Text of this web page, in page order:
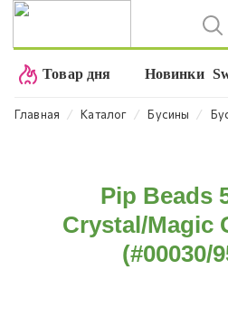
Товар дня Новинки
Главная ⁄ Каталог ⁄ Бусины ⁄
Pip Beads
Crystal/Magic
(#00030/